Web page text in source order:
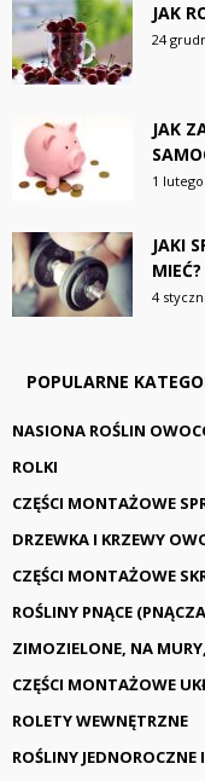
JAK
24
JAK
1 lutego
JAKI
MIEĆ?
4
POPULARNE
NASIONA ROŚLIN
ROLKI
CZĘŚCI MONTAŻOWE
DRZEWKA I KRZEWY
CZĘŚCI MONTAŻOWE
ROŚLINY PNĄCE
ZIMOZIELONE, NA
CZĘŚCI MONTAŻOWE
ROLETY WEWNĘTRZNE
ROŚLINY